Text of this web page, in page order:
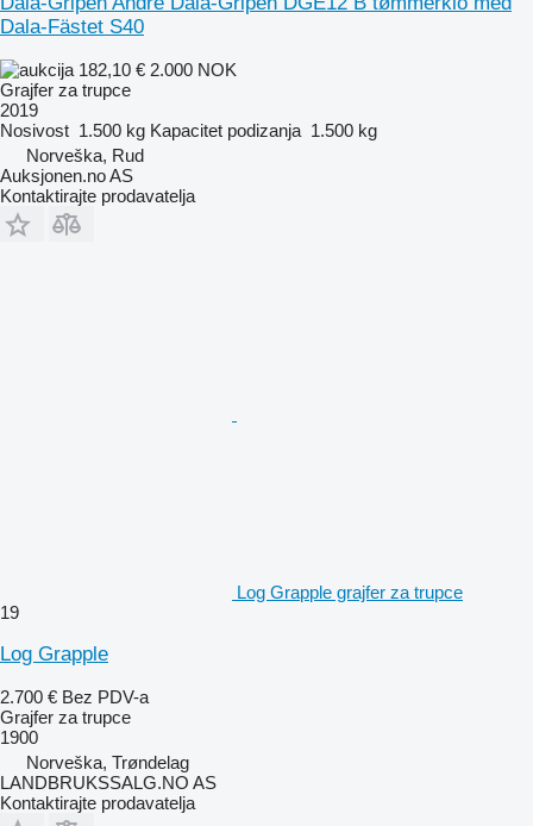
Dala-Fästet S40
182,10 € 2.000 NOK
Grajfer za trupce
2019
Nosivost 1.500 kg Kapacitet podizanja 1.500 kg
Norveška, Rud
Auksjonen.no AS
Kontaktirajte prodavatelja
Log Grapple grajfer za trupce
19
Log Grapple
2.700 € Bez PDV-a
Grajfer za trupce
1900
Norveška, Trøndelag
LANDBRUKSSALG.NO AS
Kontaktirajte prodavatelja